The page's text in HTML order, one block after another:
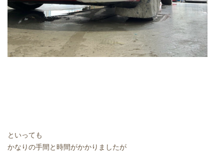
といっても
かなりの手間と時間がかかりましたが